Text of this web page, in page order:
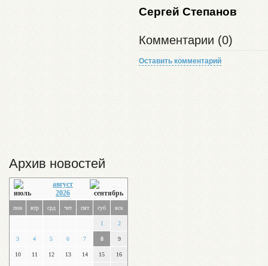
Архив новостей
август
2026
пон втр срд чет пят суб вск
1 2
3 4 5 6 7 8 9
10 11 12 13 14 15 16
Сергей Степанов
Комментарии (0)
Оставить комментарий